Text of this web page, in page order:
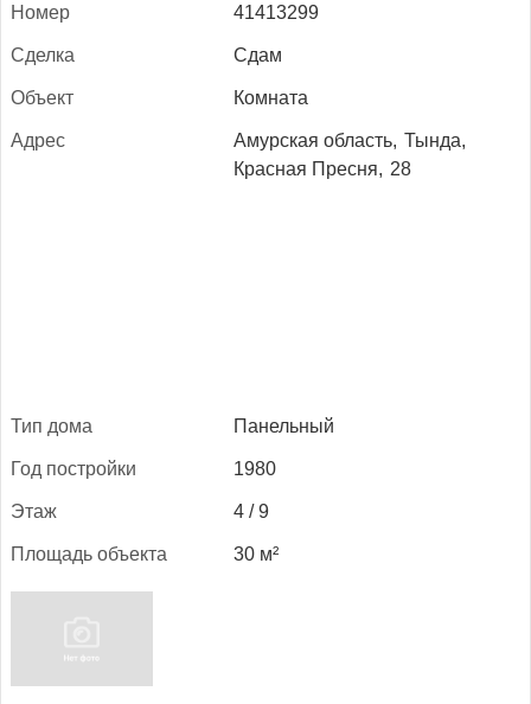
Но­мер 41413299
Сдел­ка Сдам
Объ­ект Комната
Ад­рес Амурская область, Тында,
Красная Пресня, 28
Тип до­ма Панельный
Год пос­трой­ки 1980
Этаж 4 / 9
Пло­щадь объ­ек­та 30 м²